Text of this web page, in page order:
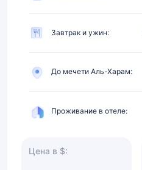
Завтрак и ужин:
До мечети Аль-Харам:
Проживание в отеле:
Цена в $: